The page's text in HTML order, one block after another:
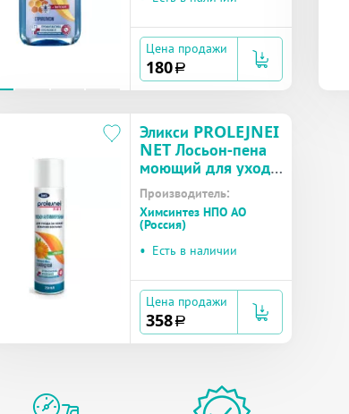
Цена продажи
180a
Эликси PROLEJNEI
NET Лосьон-пена
моющий для ухода
за лежачими
больными
календула 250 мл
Производитель:
Химсинтез НПО АО
(Россия)
• Есть в наличии
Цена продажи
358a